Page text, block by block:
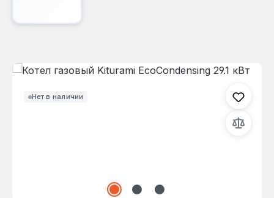
Нет в наличии
Пропустить галерею изображений